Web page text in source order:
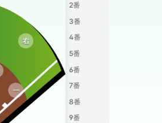
一
右
2番
3番
4番
5番
6番
7番
8番
9番